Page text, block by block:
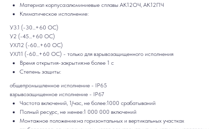
Материал корпуса:алюминиевые сплавы АК12ОЧ, АК12ПЧ
Климатическое исполнение:
У3.1 (-30...+60 ОС)
У2 (-45...+60 ОС)
УХЛ2 (-60...+60 ОС)
УХЛ1 (-60...+60 ОС) - только для взрывозащищенного исполнения
Время открытия-закрытия:не более 1 с
Степень защиты:
общепромышленное исполнение - IP65
взрывозащищенное исполнение - IP67
Частота включений, 1/час, не более:1000 срабатываний
Полный ресурс, не менее:1 000 000 включений
Монтажное положение:на горизонтальных и вертикальных участках